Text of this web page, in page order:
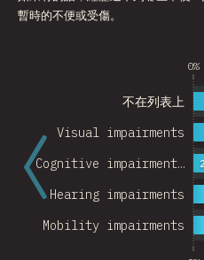
暫時的不便或受傷。
0%
Mobility impairments
Hearing impairments
Cognitive impairment…
Visual impairments
不在列表上